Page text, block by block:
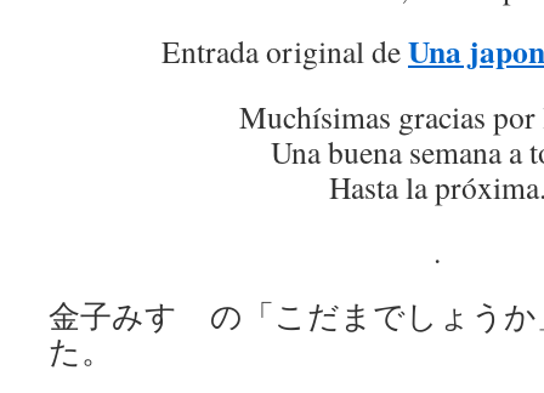
Entrada original deUna
Muchísimas gracias por
Una buena semana a
Hasta la
.
金子みすゞの「こだまでしょう
た。